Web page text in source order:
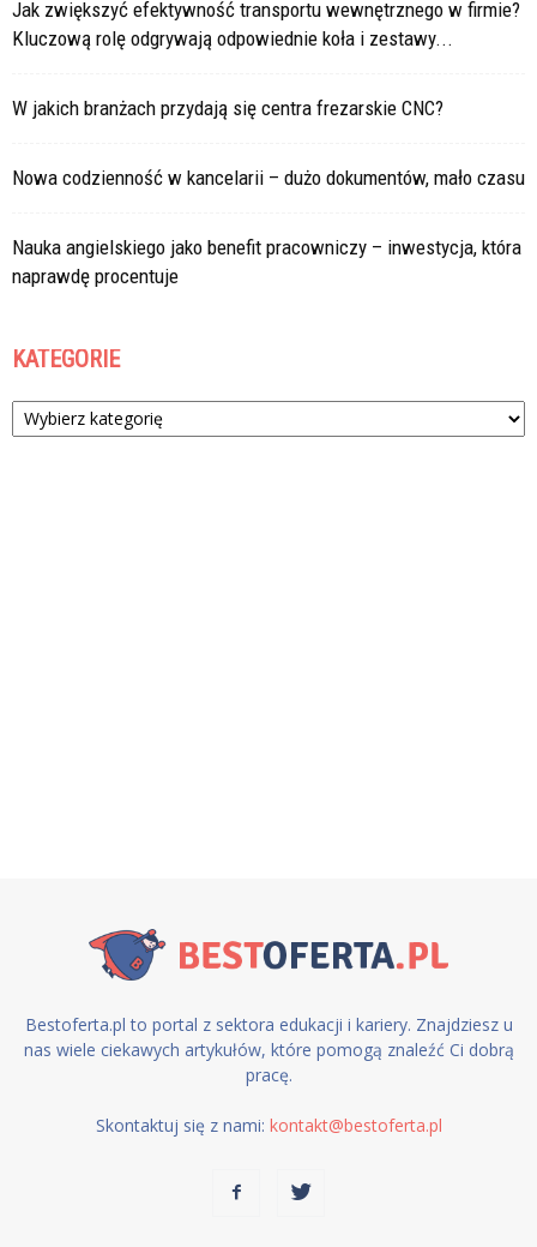
Jak zwiększyć efektywność transportu wewnętrznego w firmie?
Kluczową rolę odgrywają odpowiednie koła i zestawy...
W jakich branżach przydają się centra frezarskie CNC?
Nowa codzienność w kancelarii – dużo dokumentów, mało czasu
Nauka angielskiego jako benefit pracowniczy – inwestycja, która
naprawdę procentuje
KATEGORIE
Kategorie
Bestoferta.pl to portal z sektora edukacji i kariery. Znajdziesz u
nas wiele ciekawych artykułów, które pomogą znaleźć Ci dobrą
pracę.
Skontaktuj się z nami: kontakt@bestoferta.pl